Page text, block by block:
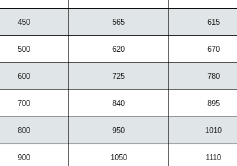
450 565 615
500 620 670
600 725 780
700 840 895
800 950 1010
900 1050 1110